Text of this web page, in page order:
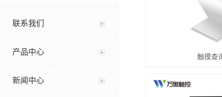
联系我们
产品中心
新闻中心
触摸查